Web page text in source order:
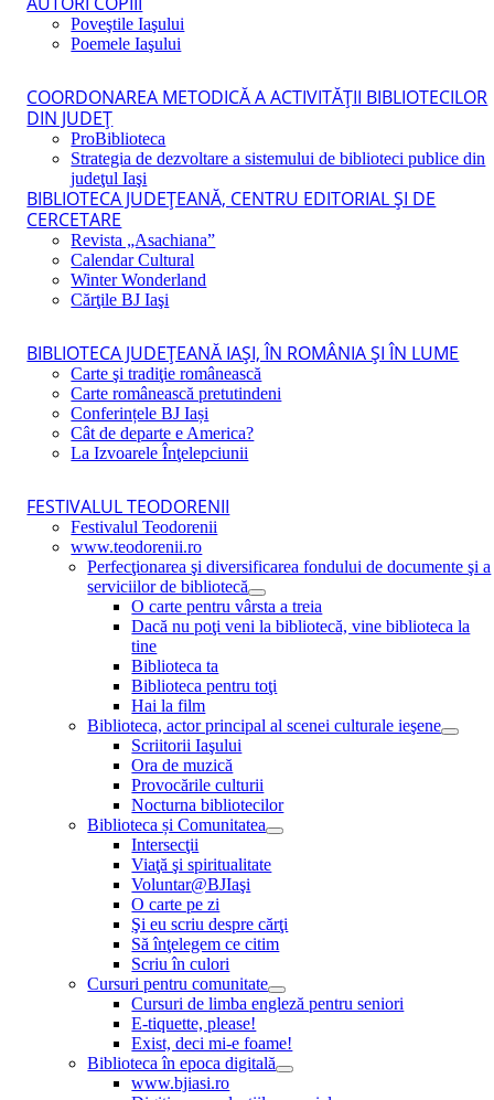
Poveştile Iaşului
Poemele Iaşului
COORDONAREA METODICĂ A ACTIVITĂŢII BIBLIOTECILOR
DIN JUDEŢ
ProBiblioteca
Strategia de dezvoltare a sistemului de biblioteci publice din
judeţul Iaşi
BIBLIOTECA JUDEŢEANĂ, CENTRU EDITORIAL ŞI DE
CERCETARE
Revista „Asachiana”
Calendar Cultural
Winter Wonderland
Cărţile BJ Iaşi
BIBLIOTECA JUDEŢEANĂ IAŞI, ÎN ROMÂNIA ŞI ÎN LUME
Carte şi tradiţie românească
Carte românească pretutindeni
Conferințele BJ Iași
Cât de departe e America?
La Izvoarele Înţelepciunii
FESTIVALUL TEODORENII
Festivalul Teodorenii
www.teodorenii.ro
Perfecţionarea şi diversificarea fondului de documente şi a
serviciilor de bibliotecă
O carte pentru vârsta a treia
Dacă nu poţi veni la bibliotecă, vine biblioteca la
tine
Biblioteca ta
Biblioteca pentru toţi
Hai la film
Biblioteca, actor principal al scenei culturale ieşene
Scriitorii Iaşului
Ora de muzică
Provocările culturii
Nocturna bibliotecilor
Biblioteca și Comunitatea
Intersecţii
Viaţă şi spiritualitate
Voluntar@BJIaşi
O carte pe zi
Şi eu scriu despre cărţi
Să înţelegem ce citim
Scriu în culori
Cursuri pentru comunitate
Cursuri de limba engleză pentru seniori
E-tiquette, please!
Exist, deci mi-e foame!
Biblioteca în epoca digitală
www.bjiasi.ro